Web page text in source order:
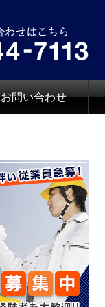
お問い合わせ